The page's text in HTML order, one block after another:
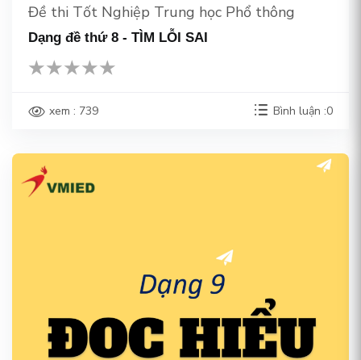
Đề thi Tốt Nghiệp Trung học Phổ thông
Dạng đề thứ 8 - TÌM LỖI SAI
xem : 739 Bình luận :0